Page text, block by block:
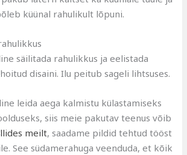
küünal rahulikult lõpuni.
säilitada rahulikkus ja eelistada
disaini. Ilu peitub sageli lihtsuses.
leida aega kalmistu külastamiseks
siis meie pakutav teenus võib
meilt, saadame pildid tehtud tööst
See südamerahuga veenduda, et kõik